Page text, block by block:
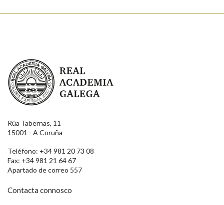
Real Academia Galega
Rúa Tabernas, 11
15001 - A Coruña
Teléfono: +34 981 20 73 08
Fax: +34 981 21 64 67
Apartado de correo 557
Contacta connosco